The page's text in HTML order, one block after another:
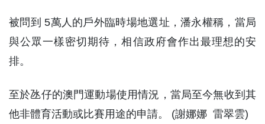
被問到 5萬人的戶外臨時場地選址，潘永權稱，當局
與公眾一樣密切期待，相信政府會作出最理想的安
排。
至於氹仔的澳門運動場使用情況，當局至今無收到其
他非體育活動或比賽用途的申請。 (謝娜娜 雷翠雲)